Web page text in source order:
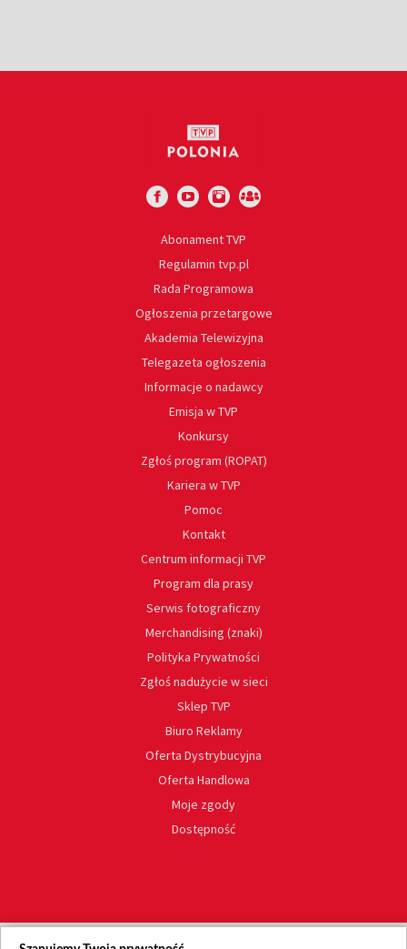
Abonament TVP
Regulamin tvp.pl
Rada Programowa
Ogłoszenia przetargowe
Akademia Telewizyjna
Telegazeta ogłoszenia
Informacje o nadawcy
Emisja w TVP
Konkursy
Zgłoś program (ROPAT)
Kariera w TVP
Pomoc
Kontakt
Centrum informacji TVP
Program dla prasy
Serwis fotograficzny
Merchandising (znaki)
Polityka Prywatności
Zgłoś nadużycie w sieci
Sklep TVP
Biuro Reklamy
Oferta Dystrybucyjna
Oferta Handlowa
Moje zgody
Dostępność